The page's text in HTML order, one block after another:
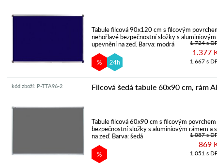
Tabule filcová 90x120 cm s filcovým
nehořlavé bezpečnostní složky s
upevnění na zeď. Barva: modrá
1.724 s
1.377
1.667 s
kód zboží: P-TTA96-2 Filcová šedá tabule 60x90 cm, rám
Tabule filcová 60x90 cm s filcovým
bezpečnostní složky s aluminiovým rámem a
na zeď. Barva: šedá
1.087 s
869
1.051 s